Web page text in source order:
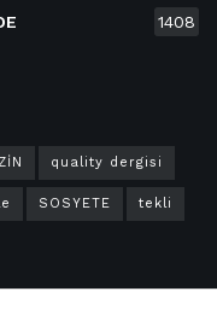
1408
quality dergisi
SOSYETE tekli